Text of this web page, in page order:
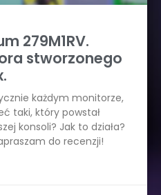
279M1RV.
stworzonego
każdym monitorze,
taki, który powstał
konsoli? Jak to działa?
do recenzji!